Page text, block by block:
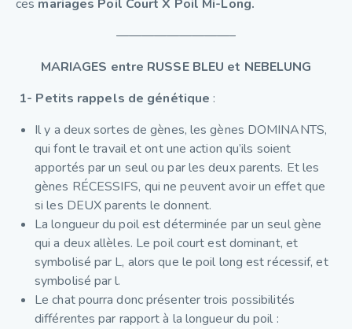
ces mariages Poil Court X Poil Mi-Long.
—————————–
MARIAGES entre RUSSE BLEU et NEBELUNG
1- Petits rappels de génétique :
Il y a deux sortes de gènes, les gènes DOMINANTS,
qui font le travail et ont une action qu’ils soient
apportés par un seul ou par les deux parents. Et les
gènes RÉCESSIFS, qui ne peuvent avoir un effet que
si les DEUX parents le donnent.
La longueur du poil est déterminée par un seul gène
qui a deux allèles. Le poil court est dominant, et
symbolisé par L, alors que le poil long est récessif, et
symbolisé par l.
Le chat pourra donc présenter trois possibilités
différentes par rapport à la longueur du poil :